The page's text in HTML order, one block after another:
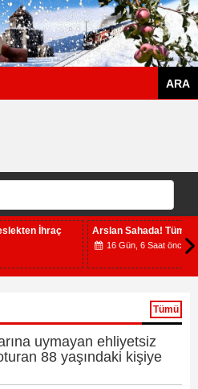
İhraç
Arslan Sahada! Tüm
16 Gün, 6 Saat önce
Tümü
uymayan ehliyetsiz
88 yaşındaki kişiye